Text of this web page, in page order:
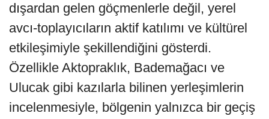
dışardan gelen göçmenlerle değil, yerel
avcı-toplayıcıların aktif katılımı ve kültürel
etkileşimiyle şekillendiğini gösterdi.
Özellikle Aktopraklık, Bademağacı ve
Ulucak gibi kazılarla bilinen yerleşimlerin
incelenmesiyle, bölgenin yalnızca bir geçiş